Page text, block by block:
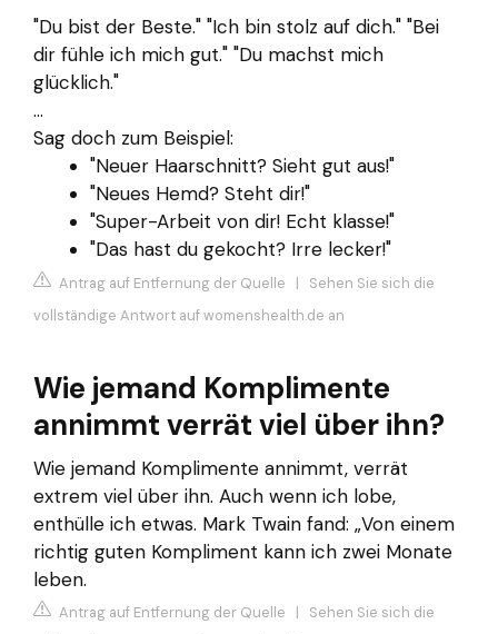
"Du bist der Beste." "Ich bin stolz auf dich." "Bei
dir fühle ich mich gut." "Du machst mich
glücklich."
...
Sag doch zum Beispiel:
"Neuer Haarschnitt? Sieht gut aus!"
"Neues Hemd? Steht dir!"
"Super-Arbeit von dir! Echt klasse!"
"Das hast du gekocht? Irre lecker!"
Antrag auf Entfernung der Quelle | Sehen Sie sich die
vollständige Antwort auf womenshealth.de an
Wie jemand Komplimente
annimmt verrät viel über ihn?
Wie jemand Komplimente annimmt, verrät
extrem viel über ihn. Auch wenn ich lobe,
enthülle ich etwas. Mark Twain fand: „Von einem
richtig guten Kompliment kann ich zwei Monate
leben.
Antrag auf Entfernung der Quelle | Sehen Sie sich die